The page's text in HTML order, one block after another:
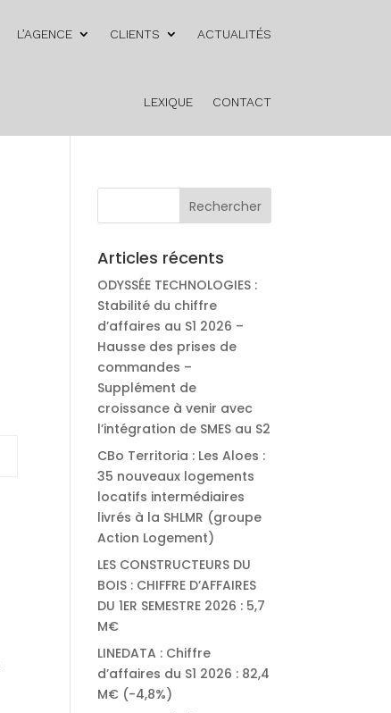
L’AGENCE CLIENTS ACTUALITÉS
LEXIQUE CONTACT
Articles récents
ODYSSÉE TECHNOLOGIES :
Stabilité du chiffre
d’affaires au S1 2026 –
Hausse des prises de
commandes –
Supplément de
croissance à venir avec
l’intégration de SMES au S2
CBo Territoria : Les Aloes :
35 nouveaux logements
locatifs intermédiaires
livrés à la SHLMR (groupe
Action Logement)
LES CONSTRUCTEURS DU
BOIS : CHIFFRE D’AFFAIRES
DU 1ER SEMESTRE 2026 : 5,7
M€
LINEDATA : Chiffre
d’affaires du S1 2026 : 82,4
M€ (-4,8%)